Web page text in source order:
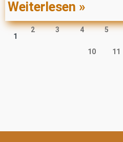
Weiterlesen »
1
2 3 4 5
10 11